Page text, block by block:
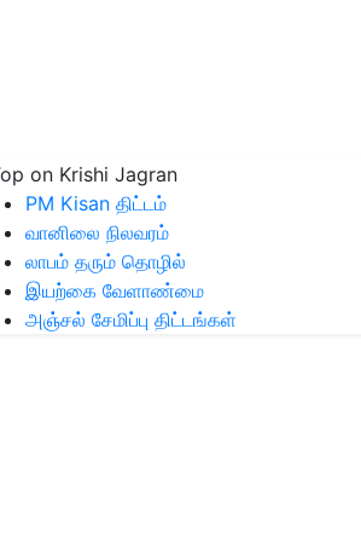
on Krishi Jagran
PM Kisan திட்டம்
வானிலை நிலவரம்
லாபம் தரும் தொழில்
இயற்கை வேளாண்மை
அஞ்சல் சேமிப்பு திட்டங்கள்